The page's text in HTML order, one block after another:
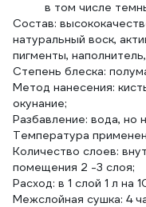
в том числе
Состав:
натуральный воск,
пигменты,
Степень блеска:
Метод нанесения:
окунание;
Разбавление: вода, но
Температура
Количество слоев:
помещения 2 -3 слоя;
Расход: в 1 слой 1 л на
Межслойная сушка: 4